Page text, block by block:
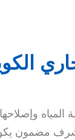
مضمون يكون